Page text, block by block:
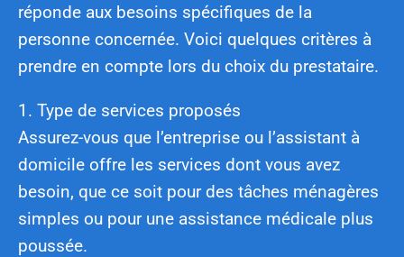
réponde aux besoins spécifiques de la
personne concernée. Voici quelques critères à
prendre en compte lors du choix du prestataire.
1. Type de services proposés
Assurez-vous que l’entreprise ou l’assistant à
domicile offre les services dont vous avez
besoin, que ce soit pour des tâches ménagères
simples ou pour une assistance médicale plus
poussée.